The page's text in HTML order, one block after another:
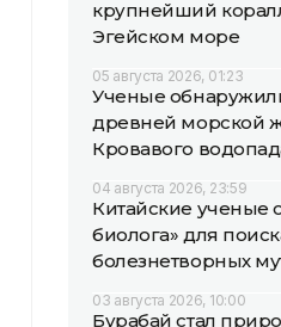
крупнейший
Эгейском море
05 августа 2026, 01:23
Ученые
древней морской
Кровавого
04 августа 2026, 23:59
Китайские ученые
биолога» для
болезнетворных
03 августа 2026, 10:00
Бурабай стал